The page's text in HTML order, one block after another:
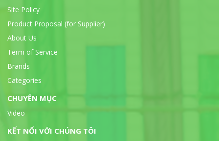
Site Policy
Product Proposal (for Supplier)
About Us
Term of Service
Brands
Categories
CHUYÊN MỤC
Video
KẾT NỐI VỚI CHÚNG TÔI